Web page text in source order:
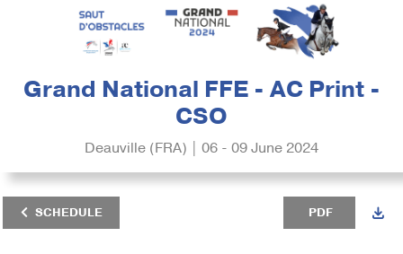
Grand National FFE - AC Print -
CSO
Deauville (FRA) | 06 - 09 June 2024
SCHEDULE PDF